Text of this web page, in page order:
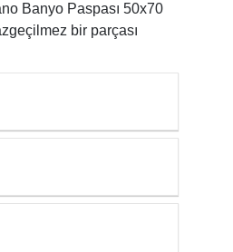
Banyo Paspası 50x70
bir parçası